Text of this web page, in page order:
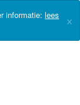
informatie: lees
×